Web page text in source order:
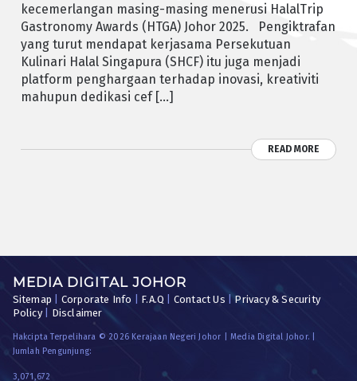
kecemerlangan masing-masing menerusi HalalTrip
Gastronomy Awards (HTGA) Johor 2025. Pengiktrafan
yang turut mendapat kerjasama Persekutuan
Kulinari Halal Singapura (SHCF) itu juga menjadi
platform penghargaan terhadap inovasi, kreativiti
mahupun dedikasi cef […]
READ MORE
MEDIA DIGITAL JOHOR
Sitemap Corporate Info F.A.Q Contact Us |Privacy & Security
Policy| Disclaimer
Hakcipta Terpelihara © 2026 Kerajaan Negeri Johor | Media Digital Johor. |
Jumlah Pengunjung:
3,071,672